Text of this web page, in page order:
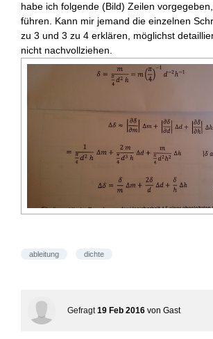
habe ich folgende (Bild) Zeilen
führen. Kann mir jemand die einzelnen
zu 3 und 3 zu 4 erklären, möglichst
nicht nachvollziehen.
ableitung dichte
Gefragt 19 Feb 2016 von Gast